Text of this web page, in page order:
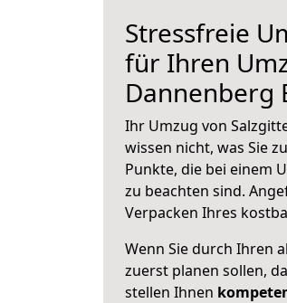
Stressfreie
für Ihren
Dannenberg
Ihr Umzug von
wissen nicht, was Sie
Punkte, die bei einem
zu beachten sind.
Verpacken Ihres
Wenn Sie durch Ihren
zuerst planen sollen,
stellen Ihnen